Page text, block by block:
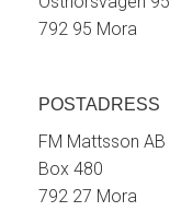
792 95 Mora
POSTADRESS
FM Mattsson AB
Box 480
792 27 Mora